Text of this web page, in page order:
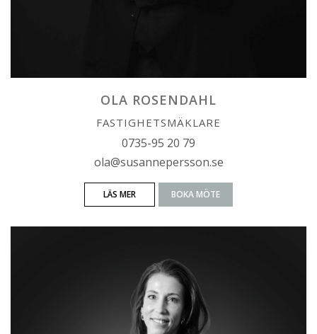
OLA ROSENDAHL
FASTIGHETSMÄKLARE
0735-95 20 79
ola@susannepersson.se
LÄS MER BOKA MÖTE